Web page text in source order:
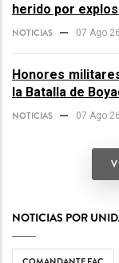
herido por
NOTICIAS 07 Ago 26
Honores
la Batalla de
NOTICIAS 07 Ago 26
NOTICIAS POR